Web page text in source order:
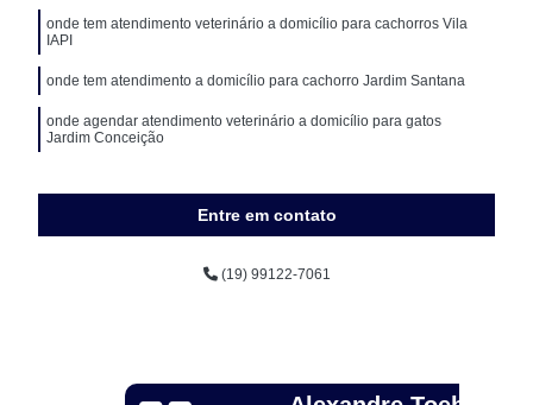
onde tem atendimento veterinário a domicílio para cachorros Vila
IAPI
onde tem atendimento a domicílio para cachorro Jardim Santana
onde agendar atendimento veterinário a domicílio para gatos
Jardim Conceição
Entre em contato
(19) 99122-7061